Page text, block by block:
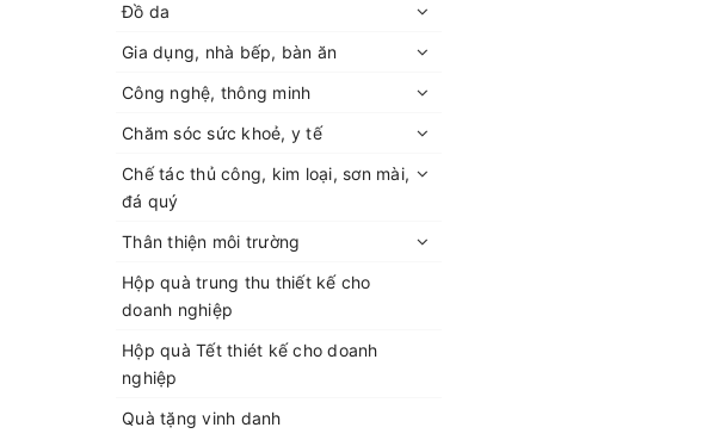
Đồ da
Gia dụng, nhà bếp, bàn ăn
Công nghệ, thông minh
Chăm sóc sức khoẻ, y tế
Chế tác thủ công, kim loại, sơn mài,
đá quý
Thân thiện môi trường
Hộp quà trung thu thiết kế cho
doanh nghiệp
Hộp quà Tết thiét kế cho doanh
nghiệp
Quà tặng vinh danh